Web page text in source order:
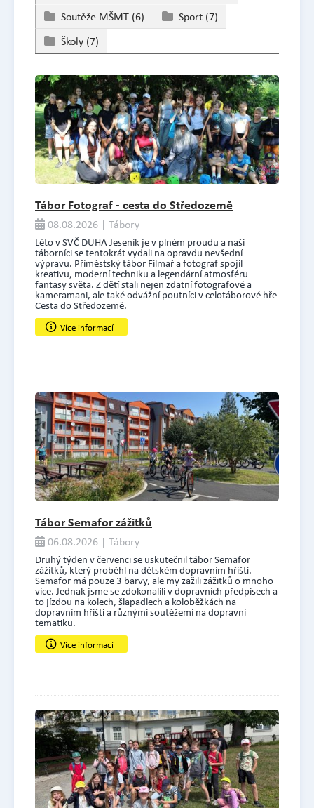
Soutěže MŠMT (6) Sport (7)
Školy (7)
Tábor Fotograf - cesta do Středozemě
08.08.2026 | Tábory
Léto v SVČ DUHA Jeseník je v plném proudu a naši
táborníci se tentokrát vydali na opravdu nevšední
výpravu. Příměstský tábor Filmař a fotograf spojil
kreativu, moderní techniku a legendární atmosféru
fantasy světa. Z dětí stali nejen zdatní fotografové a
kameramani, ale také odvážní poutníci v celotáborové hře
Cesta do Středozemě.
Více informací
Tábor Semafor zážitků
06.08.2026 | Tábory
Druhý týden v červenci se uskutečnil tábor Semafor
zážitků, který proběhl na dětském dopravním hřišti.
Semafor má pouze 3 barvy, ale my zažili zážitků o mnoho
více. Jednak jsme se zdokonalili v dopravních předpisech a
to jízdou na kolech, šlapadlech a koloběžkách na
dopravním hřišti a různými soutěžemi na dopravní
tematiku.
Více informací